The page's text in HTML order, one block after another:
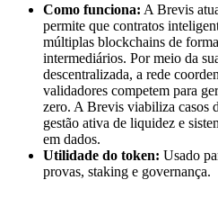
Como funciona: A Brevis
permite que contratos
múltiplas blockchains de
intermediários. Por meio da
descentralizada, a rede
validadores competem para
zero. A Brevis viabiliza casos
gestão ativa de liquidez e
em dados.
Utilidade do token: Usado
provas, staking e governança.